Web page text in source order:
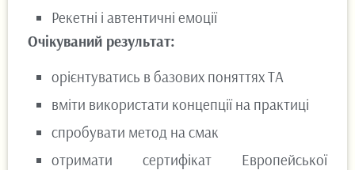
Рекетні і автентичні емоції
Очікуваний результат:
орієнтуватись в базових поняттях ТА
вміти використати концепції на практиці
спробувати метод на смак
отримати сертифікат Европейської